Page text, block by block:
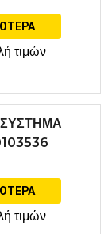
τιμών
ΣΥΣΤΗΜΑ
τιμών